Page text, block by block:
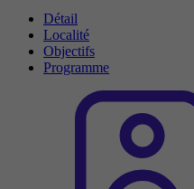
Détail
Localité
Objectifs
Programme